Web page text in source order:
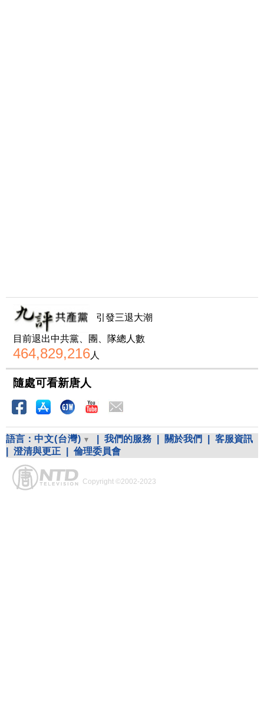
引發三退大潮
目前退出中共黨、團、隊總人數
464,829,216人
隨處可看新唐人
語言： 中文(台灣) 我們的服務 關於我們
客服資訊
澄清與更正 倫理委員會
Copyright ©2002-2023